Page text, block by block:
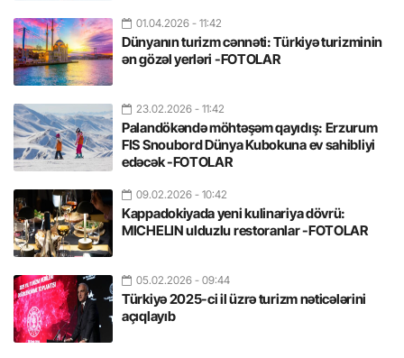
01.04.2026 - 11:42
Dünyanın turizm cənnəti: Türkiyə turizminin
ən gözəl yerləri -FOTOLAR
23.02.2026 - 11:42
Palandökəndə möhtəşəm qayıdış: Erzurum
FIS Snoubord Dünya Kubokuna ev sahibliyi
edəcək -FOTOLAR
09.02.2026 - 10:42
Kappadokiyada yeni kulinariya dövrü:
MICHELIN ulduzlu restoranlar -FOTOLAR
05.02.2026 - 09:44
Türkiyə 2025-ci il üzrə turizm nəticələrini
açıqlayıb